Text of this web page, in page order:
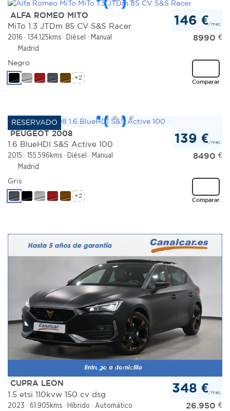
ALFA ROMEO MITO
MiTo 1.3 JTDm 85 CV S&S Racer
2016 134.125kms Diésel
Manual
Madrid
146 €/mes
8990 €
Comparar
Negro
+2
PEUGEOT 2008
1.6 BlueHDI S&S Active 100
2015 155.596kms Diésel
Manual
Madrid
139 €/mes
8490 €
Comparar
Gris
+2
CUPRA LEON
1.5 etsi 110kvw 150 cv dsg
2023 61.905kms Híbrido
Automático
348 €/mes
26.950 €